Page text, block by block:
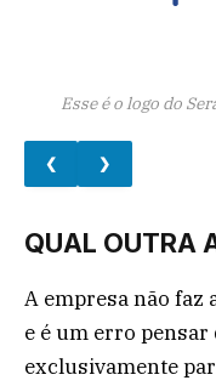
Esse é o logo do
❮ ❯
QUAL OUTRA
A empresa não faz
e é um erro pensar
exclusivamente